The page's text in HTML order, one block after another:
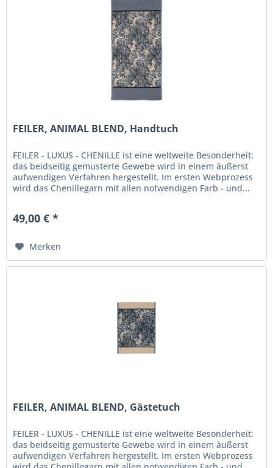
FEILER, ANIMAL BLEND, Handtuch
FEILER - LUXUS - CHENILLE ist eine weltweite Besonderheit:
das beidseitig gemusterte Gewebe wird in einem äußerst
aufwendigen Verfahren hergestellt. Im ersten Webprozess
wird das Chenillegarn mit allen notwendigen Farb - und...
49,00 € *
Merken
FEILER, ANIMAL BLEND, Gästetuch
FEILER - LUXUS - CHENILLE ist eine weltweite Besonderheit:
das beidseitig gemusterte Gewebe wird in einem äußerst
aufwendigen Verfahren hergestellt. Im ersten Webprozess